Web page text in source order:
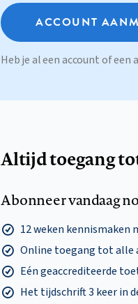
ACCOUNT
Heb je al een account of een
Altijd toegang
Abonneer vandaag
12 weken kennismaken
Online toegang tot alle
Eén geaccrediteerde
Het tijdschrift 3 keer in